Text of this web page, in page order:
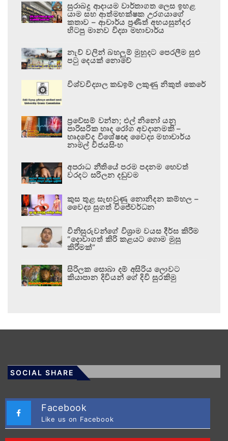
සුරාබදු ආදායම වාර්තාගත ලෙස ඉහළ
යාම සහ ආත්මභක්ෂක උරගයාගේ
කතාව – ආචාර්ය ප්‍රණීත් අභයසුන්දර
හිටපු මානව විද්‍යා මහාචාර්ය
නැව් වලින් බහලුම් මුහුදට පෙරලීම සුළු
පටු දෙයක් නොවේ
විශ්වවිද්‍යාල කඩඉම් ලකුණු නිකුත් කෙරේ
ප්‍රවේසම් වන්න; එල් නිනෝ යනු
පාරිසරික හෘද රෝග අවදානමකි –
හෘදවේද විශේෂඥ වෛද්‍ය මහාචාර්ය
නාමල් විජයසිංහ
අපරාධ නීතියේ පරම පදනම හෙවත්
වරදට සරිලන දඬුවම
කුස තුළ සැඟවුණු නොනිදන කම්හල –
වෛද්‍ය සුගත් විජේවර්ධන
විනිසුරුවන්ගේ විශ්‍රාම වයස දීර්ඝ කිරීම
“දොවාගත් කිරි කළයට ගොම මුසු
කිරීමක්”
සිරිලක සොබා දම් අසිරිය ලොවට
කියාපාන දිවියන් ගේ දිවි සුරකිමු
SOCIAL SHARE
Facebook
Like us on Facebook